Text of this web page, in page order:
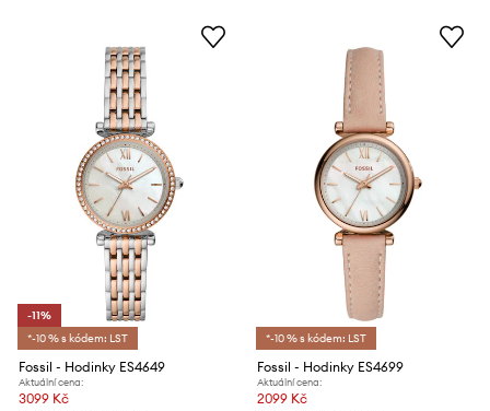
-11%
*-10 % s kódem: LST
Fossil - Hodinky ES4649
Aktuální cena:
3099 Kč
*-10 % s kódem: LST
Fossil - Hodinky ES4699
Aktuální cena:
2099 Kč